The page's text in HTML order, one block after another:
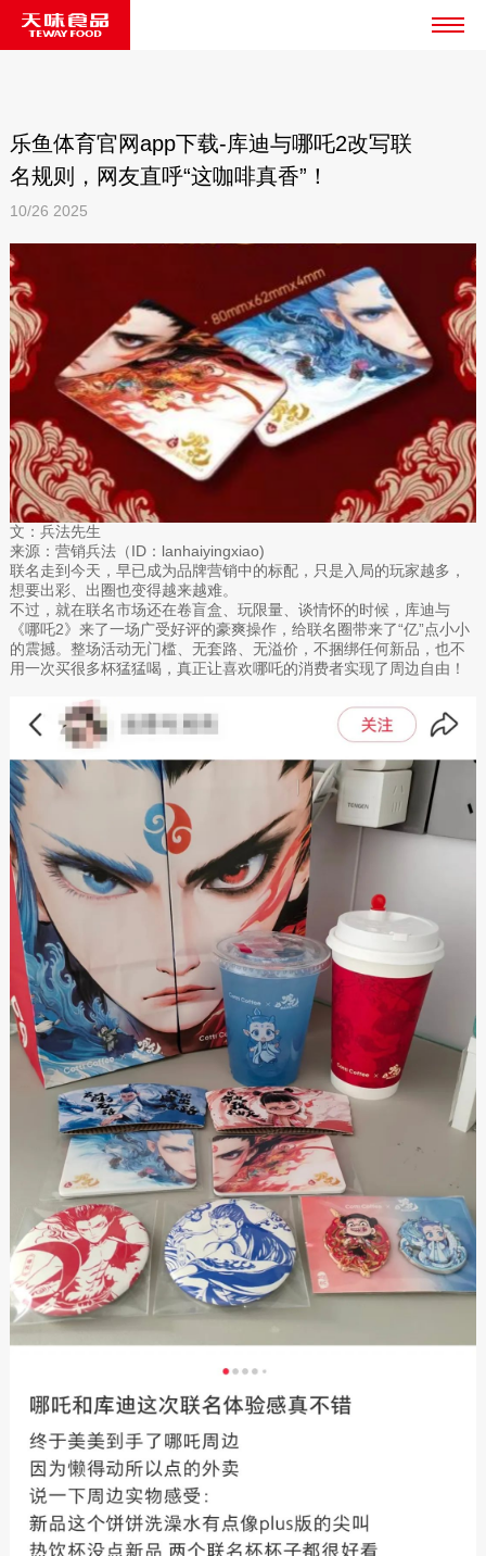
乐鱼体育官网app下载-库迪与哪吒2改写联
名规则，网友直呼“这咖啡真香”！
10/26 2025
文：兵法先生
来源：营销兵法（ID：lanhaiyingxiao)
联名走到今天，早已成为品牌营销中的标配，只是入局的玩家越多，
想要出彩、出圈也变得越来越难。
不过，就在联名市场还在卷盲盒、玩限量、谈情怀的时候，库迪与
《哪吒2》来了一场广受好评的豪爽操作，给联名圈带来了“亿”点小小
的震撼。整场活动无门槛、无套路、无溢价，不捆绑任何新品，也不
用一次买很多杯猛猛喝，真正让喜欢哪吒的消费者实现了周边自由！